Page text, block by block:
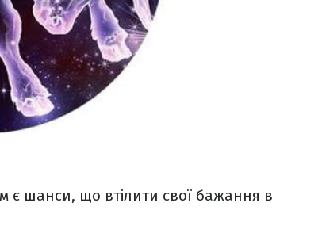
є шанси, що втілити свої бажання в